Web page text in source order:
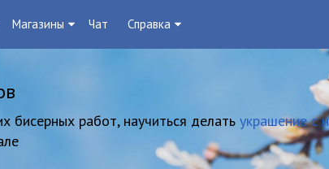
Магазины Чат Справка
бисерных работ, научиться делать украшение с